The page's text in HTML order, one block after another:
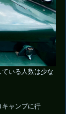
いる人数は少な
キャンプに行